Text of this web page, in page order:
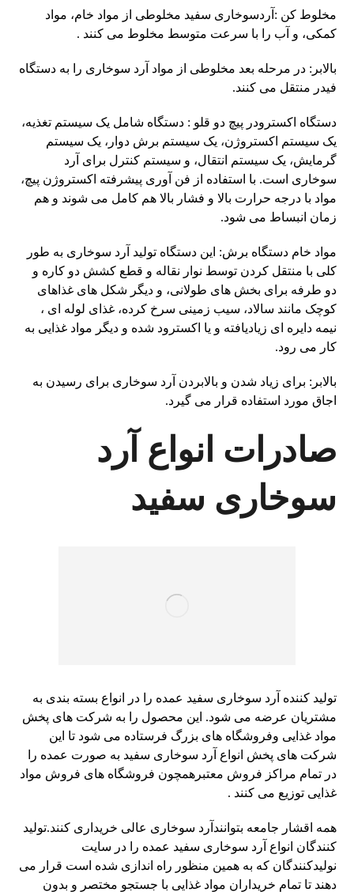
مخلوط کن :آردسوخاری سفید مخلوطی از مواد خام، مواد
کمکی، و آب را با سرعت متوسط مخلوط می کنند .
بالابر: در مرحله بعد مخلوطی از مواد آرد سوخاری را به دستگاه
فیدر منتقل می کنند.
دستگاه اکسترودر پیچ دو قلو : دستگاه شامل یک سیستم تغذیه،
یک سیستم اکستروژن، یک سیستم برش دوار، یک سیستم
گرمایش، یک سیستم انتقال، و سیستم کنترل برای آرد
سوخاری است. با استفاده از فن آوری پیشرفته اکستروژن پیچ،
مواد با درجه حرارت بالا و فشار بالا هم کامل می شوند و هم
زمان انبساط می شود.
مواد خام دستگاه برش: این دستگاه تولید آرد سوخاری به طور
کلی با منتقل کردن توسط نوار نقاله و قطع کشش دو کاره و
دو طرفه برای بخش های طولانی، و دیگر شکل های غذاهای
کوچک مانند سالاد، سیب زمینی سرخ کرده، غذای لوله ای ،
نیمه دایره ای زیادیافته و یا اکسترود شده و دیگر مواد غذایی به
کار می رود.
بالابر: برای زیاد شدن و بالابردن آرد سوخاری برای رسیدن به
اجاق مورد استفاده قرار می گیرد.
صادرات انواع آرد
سوخاری سفید
تولید کننده آرد سوخاری سفید عمده را در انواع بسته بندی به
مشتریان عرضه می شود. این محصول را به شرکت های پخش
مواد غذایی وفروشگاه های بزرگ فرستاده می شود تا این
شرکت های پخش انواع آرد سوخاری سفید به صورت عمده را
در تمام مراکز فروش معتبرهمچون فروشگاه های فروش مواد
غذایی توزیع می کنند .
همه اقشار جامعه بتوانندآرد سوخاری عالی خریداری کنند.تولید
کنندگان انواع آرد سوخاری سفید عمده را در سایت
نولیدکنندگان که به همین منظور راه اندازی شده است قرار می
دهند تا تمام خریداران مواد غذایی با جستجو مختصر و بدون